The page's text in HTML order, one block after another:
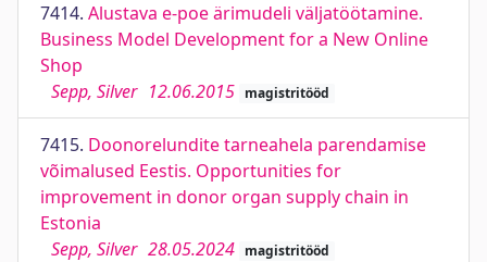
7414. Alustava e-poe ärimudeli väljatöötamine.
Business Model Development for a New Online
Shop
Sepp, Silver 12.06.2015 magistritööd
7415. Doonorelundite tarneahela parendamise
võimalused Eestis. Opportunities for
improvement in donor organ supply chain in
Estonia
Sepp, Silver 28.05.2024 magistritööd